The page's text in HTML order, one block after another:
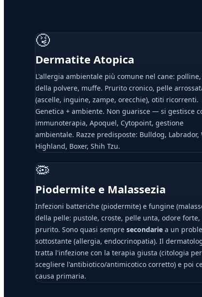
🤧
Dermatite Atopica
L'allergia ambientale più comune nel cane:
della polvere, muffe. Prurito cronico, pelle
(ascelle, inguine, zampe, orecchie), otiti ricorrenti.
Genetica + ambiente. Non guarisce — si gestisce
immunoterapia, Apoquel, Cytopoint, gestione
ambientale. Razze predisposte: Bulldog, Labrador,
Highland, Boxer, Shih Tzu.
🦠
Piodermite e Malassezia
Infezioni batteriche (piodermite) e fungine
della pelle: pustole, croste, pelle unta, odore forte,
prurito. Sono quasi sempre secondarie a un
sottostante (allergia, endocrinopatia). Il
tratta l'infezione con la terapia giusta (citologia per
scegliere l'antibiotico/antimicotico corretto) e poi
causa primaria.